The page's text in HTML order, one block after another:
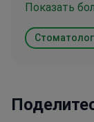
Показать